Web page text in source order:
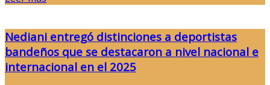
Nediani entregó distinciones a deportistas
bandeños que se destacaron a nivel nacional e
internacional en el 2025